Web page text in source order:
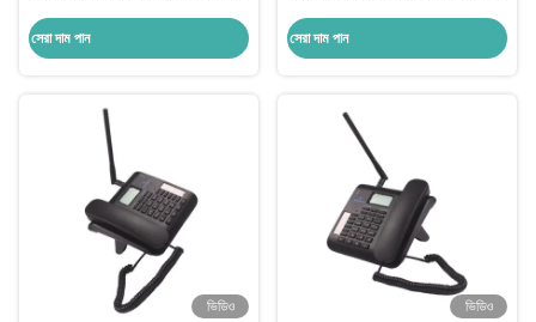
সেরা দাম পান
সেরা দাম পান
ভিডিও
ভিডিও